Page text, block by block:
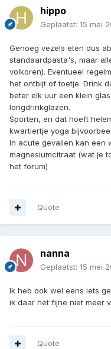
hippo
Geplaatst: 15 mei
Genoeg vezels eten dus
standaardpasta's, maar
volkoren). Eventueel
het ontbijt of toetje. Drink
beter elk uur een klein
longdrinkglazen.
Sporten, en dat hoeft
kwartiertje yoga
In acute gevallen kan een
magnesiumcitraat (wat je
het forum)
Quote
nanna
Geplaatst: 15 mei
Ik heb ook wel eens iets
ik daar het fijne niet meer
Quote